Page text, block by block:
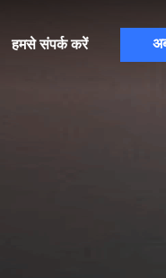
हमसे संपर्क करें